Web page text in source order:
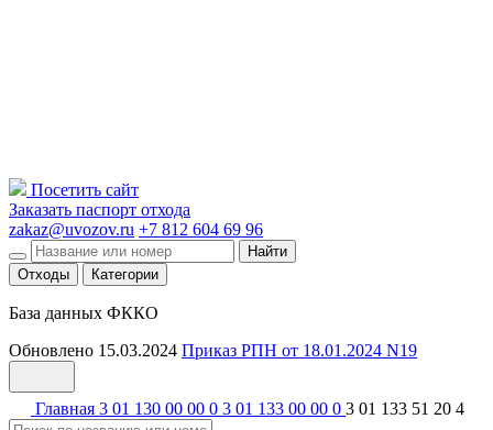
Посетить сайт
Заказать паспорт отхода
zakaz@uvozov.ru +7 812 604 69 96
Найти
Отходы
Категории
База данных ФККО
Обновлено 15.03.2024 Приказ РПН от 18.01.2024 N19
Главная 3 01 130 00 00 0 3 01 133 00 00 0 3 01 133 51 20 4